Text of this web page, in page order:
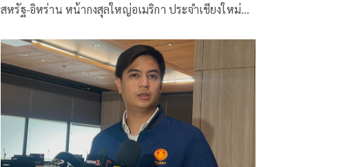
สหรัฐ-อิหร่าน หน้ากงสุลใหญ่อเมริกา ประจำเชียงใหม่